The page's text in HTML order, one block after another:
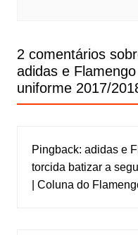
2 comentários
adidas e
uniforme 2017/
Pingback: adidas e
torcida batizar a
| Coluna do